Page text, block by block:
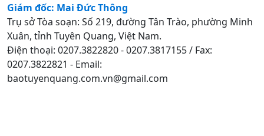
Giám đốc: Mai Đức Thông
Trụ sở Tòa soạn: Số 219, đường Tân Trào, phường Minh
Xuân, tỉnh Tuyên Quang, Việt Nam.
Điện thoại: 0207.3822820 - 0207.3817155 / Fax:
0207.3822821 - Email:
baotuyenquang.com.vn@gmail.com